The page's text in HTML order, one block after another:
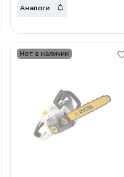
Аналоги
Нет в наличии